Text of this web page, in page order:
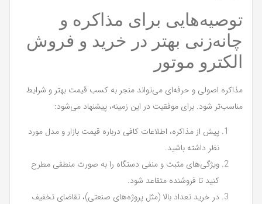
توصیه‌هایی برای مذاکره و
چانه‌زنی بهتر در خرید و فروش
الکترو موتور
مذاکره اصولی و حرفه‌ای می‌تواند منجر به کسب قیمت بهتر و شرایط
مناسب‌تر شود. برای موفقیت در این زمینه، پیشنهاد می‌شود:
پیش از مذاکره، اطلاعات کافی درباره قیمت بازار و مدل مورد
نظر داشته باشید.
ویژگی‌های مثبت و منفی دستگاه را به صورت منطقی مطرح
کنید تا فروشنده متقاعد شود.
در خرید تعداد بالا (مثل پروژه‌های صنعتی)، تقاضای تخفیف